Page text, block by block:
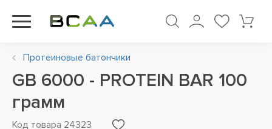
Протеиновые батончики
GB 6000 - PROTEIN BAR 100
грамм
Код товара 24323